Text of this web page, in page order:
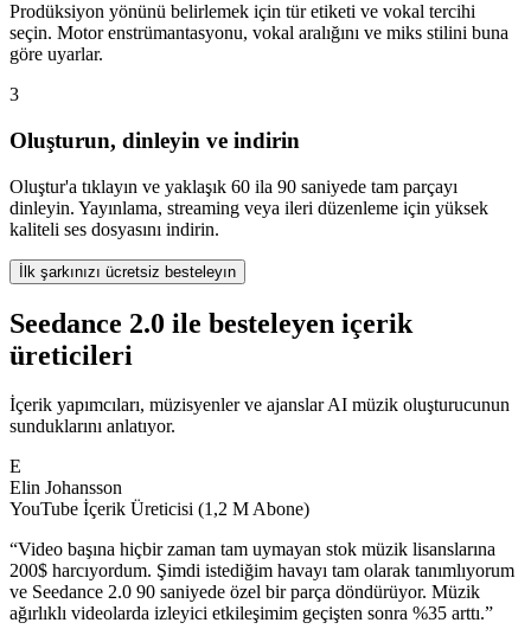
Prodüksiyon yönünü belirlemek için tür etiketi ve vokal tercihi
seçin. Motor enstrümantasyonu, vokal aralığını ve miks stilini buna
göre uyarlar.
3
Oluşturun, dinleyin ve indirin
Oluştur'a tıklayın ve yaklaşık 60 ila 90 saniyede tam parçayı
dinleyin. Yayınlama, streaming veya ileri düzenleme için yüksek
kaliteli ses dosyasını indirin.
İlk şarkınızı ücretsiz besteleyın
Seedance 2.0 ile besteleyen içerik
üreticileri
İçerik yapımcıları, müzisyenler ve ajanslar AI müzik oluşturucunun
sunduklarını anlatıyor.
E
Elin Johansson
YouTube İçerik Üreticisi (1,2 M Abone)
“Video başına hiçbir zaman tam uymayan stok müzik lisanslarına
200$ harcıyordum. Şimdi istediğim havayı tam olarak tanımlıyorum
ve Seedance 2.0 90 saniyede özel bir parça döndürüyor. Müzik
ağırlıklı videolarda izleyici etkileşimim geçişten sonra %35 arttı.”